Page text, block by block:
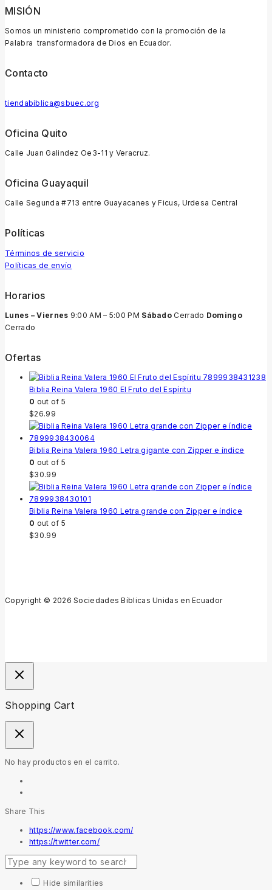
MISIÓN
Somos un ministerio comprometido con la promoción de la
Palabra transformadora de Dios en Ecuador.
Contacto
tiendabiblica@sbuec.org
Oficina Quito
Calle Juan Galindez Oe3-11 y Veracruz.
Oficina Guayaquil
Calle Segunda #713 entre Guayacanes y Ficus, Urdesa Central
Políticas
Términos de servicio
Políticas de envío
Horarios
Lunes – Viernes 9:00 AM – 5:00 PM Sábado Cerrado Domingo
Cerrado
Ofertas
Biblia Reina Valera 1960 El Fruto del Espíritu
0 out of 5
$26.99
Biblia Reina Valera 1960 Letra gigante con Zipper e índice
0 out of 5
$30.99
Biblia Reina Valera 1960 Letra grande con Zipper e índice
0 out of 5
$30.99
Copyright © 2026 Sociedades Bíblicas Unidas en Ecuador
Shopping Cart
No hay productos en el carrito.
Share This
https://www.facebook.com/
https://twitter.com/
Hide similarities